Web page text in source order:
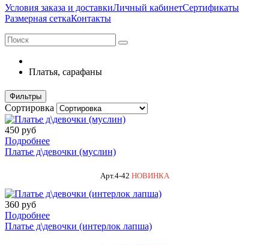
Условия заказа и доставкиЛичный кабинетСертификаты
Размерная сеткаКонтакты
Платья, сарафаны
Фильтры
Сортировка
450 руб
Подробнее
Платье д\девочки (муслин)
Арт.4-42 НОВИНКА
360 руб
Подробнее
Платье д\девочки (интерлок лапша)